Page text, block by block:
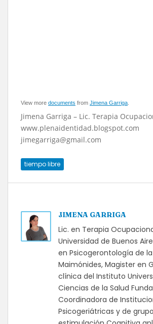
View more documents from Jimena Garriga
Jimena Garriga – Lic. Terapia
www.plenaidentidad.blogspot.com
jimegarriga@gmail.com
tiempo libre
JIMENA GARRIGA
Lic. en Terapia
Universidad de Buenos
en Psicogerontología de
Maimónides, Magister en
clínica del Instituto
Ciencias de la Salud
Coordinadora de
Psicogeriátricas y de